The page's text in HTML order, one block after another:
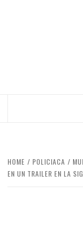
HOME POLICIACA
EN UN TRAILER EN LA